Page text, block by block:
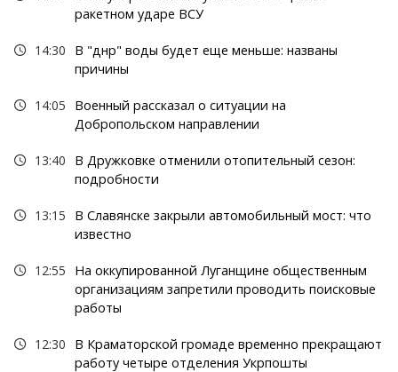
ракетном ударе ВСУ
14:30
В "днр" воды будет еще меньше: названы
причины
14:05
Военный рассказал о ситуации на
Добропольском направлении
13:40
В Дружковке отменили отопительный сезон:
подробности
13:15
В Славянске закрыли автомобильный мост: что
известно
12:55
На оккупированной Луганщине общественным
организациям запретили проводить поисковые
работы
12:30
В Краматорской громаде временно прекращают
работу четыре отделения Укрпошты